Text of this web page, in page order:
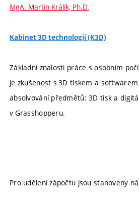
MgA. Martin Králík, Ph.D.
Kabinet 3D technologií (K3D)
Základní znalosti práce s osobním
je zkušenost s 3D tiskem a
absolvování předmětů: 3D tisk a
v Grasshopperu.
Pro udělení zápočtu jsou stanoveny